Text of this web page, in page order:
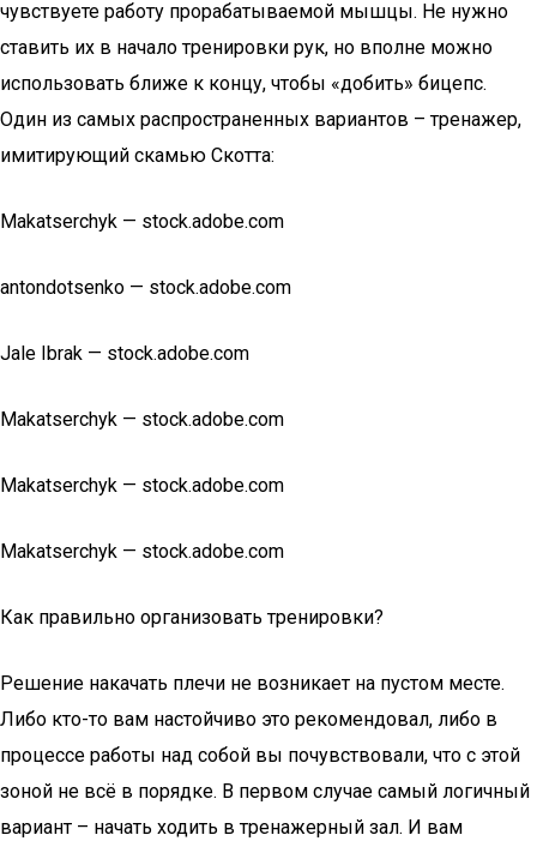
чувствуете работу прорабатываемой мышцы. Не нужно
ставить их в начало тренировки рук, но вполне можно
использовать ближе к концу, чтобы «добить» бицепс.
Один из самых распространенных вариантов – тренажер,
имитирующий скамью Скотта:
Makatserchyk — stock.adobe.com
antondotsenko — stock.adobe.com
Jale Ibrak — stock.adobe.com
Makatserchyk — stock.adobe.com
Makatserchyk — stock.adobe.com
Makatserchyk — stock.adobe.com
Как правильно организовать тренировки?
Решение накачать плечи не возникает на пустом месте.
Либо кто-то вам настойчиво это рекомендовал, либо в
процессе работы над собой вы почувствовали, что с этой
зоной не всё в порядке. В первом случае самый логичный
вариант – начать ходить в тренажерный зал. И вам